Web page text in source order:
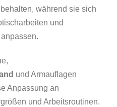
während sie sich
und
und Armauflagen
Anpassung an
und Arbeitsroutinen.